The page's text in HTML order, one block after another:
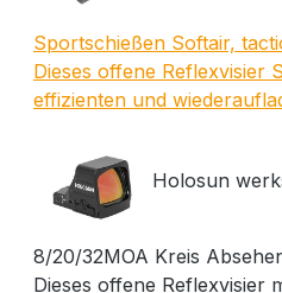
Sportschießen Softair,
Dieses offene Reflexvisier
effizienten und
Holosun
8/20/32MOA Kreis
Dieses offene Reflexvisier